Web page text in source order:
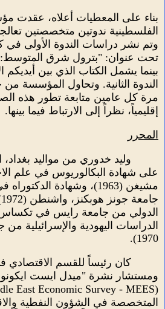
بناء على المعطيات أعلاه، عقدت
الفلسطينية ندوتين متخصصتين
تحت عنوان: "بترول شرق المتوسط:
بينما يشمل الكتاب الذي بين
الندوة الثانية. وتحاول المؤسسة
مرة كل عامين متابعة تطور هذه
إقليمياً، نظراً إلى الارتباط فيما بينها.
المحرر
وليد خدوري
على شهادة البكالوريوس في علم
مشيغن (1963)، وشهادة
1970).
كان رئيساً للقسم الاقتصادي
ومستشار نشرة "ميدل ايست
(
East Economic Survey - MEES
المتخصصة في الشؤون النفطية